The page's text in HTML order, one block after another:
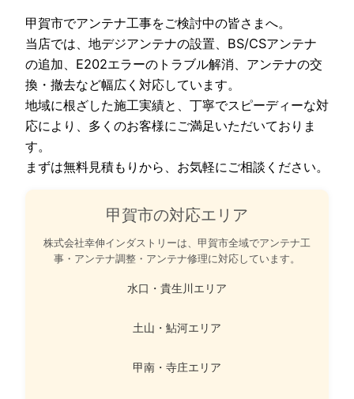
甲賀市でアンテナ工事をご検討中の皆さまへ。
当店では、地デジアンテナの設置、BS/CSアンテナ
の追加、E202エラーのトラブル解消、アンテナの交
換・撤去など幅広く対応しています。
地域に根ざした施工実績と、丁寧でスピーディーな対
応により、多くのお客様にご満足いただいておりま
す。
まずは無料見積もりから、お気軽にご相談ください。
甲賀市の対応エリア
株式会社幸伸インダストリーは、甲賀市全域でアンテナ工
事・アンテナ調整・アンテナ修理に対応しています。
水口・貴生川エリア
土山・鮎河エリア
甲南・寺庄エリア